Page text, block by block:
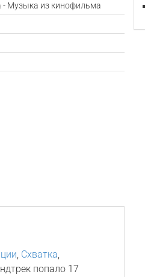
Музыка из кинофильма
, Схватка,
попало 17